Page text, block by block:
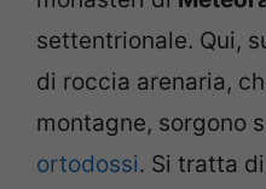
settentrionale. Qui,
di roccia arenaria,
montagne, sorgono
ortodossi. Si tratta